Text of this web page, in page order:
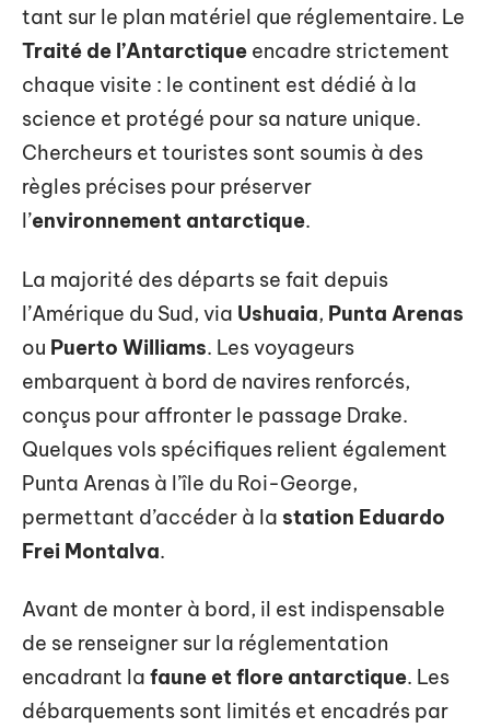
tant sur le plan matériel que réglementaire. Le
Traité de l’Antarctique encadre strictement
chaque visite : le continent est dédié à la
science et protégé pour sa nature unique.
Chercheurs et touristes sont soumis à des
règles précises pour préserver
l’environnement antarctique.
La majorité des départs se fait depuis
l’Amérique du Sud, via Ushuaia, Punta Arenas
ou Puerto Williams. Les voyageurs
embarquent à bord de navires renforcés,
conçus pour affronter le passage Drake.
Quelques vols spécifiques relient également
Punta Arenas à l’île du Roi-George,
permettant d’accéder à la station Eduardo
Frei Montalva.
Avant de monter à bord, il est indispensable
de se renseigner sur la réglementation
encadrant la faune et flore antarctique. Les
débarquements sont limités et encadrés par